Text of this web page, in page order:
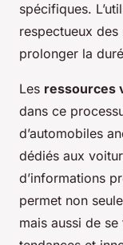
spécifiques.
respectueux des
prolonger la
Les ressources
dans ce
d’automobiles
dédiés aux
d’informations
permet non
mais aussi de